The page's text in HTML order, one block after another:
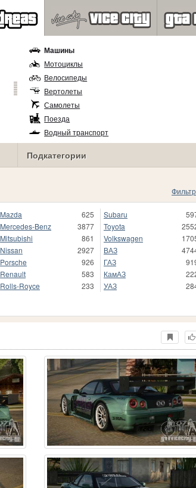
Машины
Мотоциклы
Велосипеды
Вертолеты
Самолеты
Поезда
Водный транспорт
Подкатегории
Mazda
625
Mercedes-Benz
3877
Mitsubishi
861
Nissan
2927
Porsche
926
Renault
583
Rolls-Royce
233
Subaru
Toyota
Volkswagen
ВАЗ
ГАЗ
КамАЗ
УАЗ